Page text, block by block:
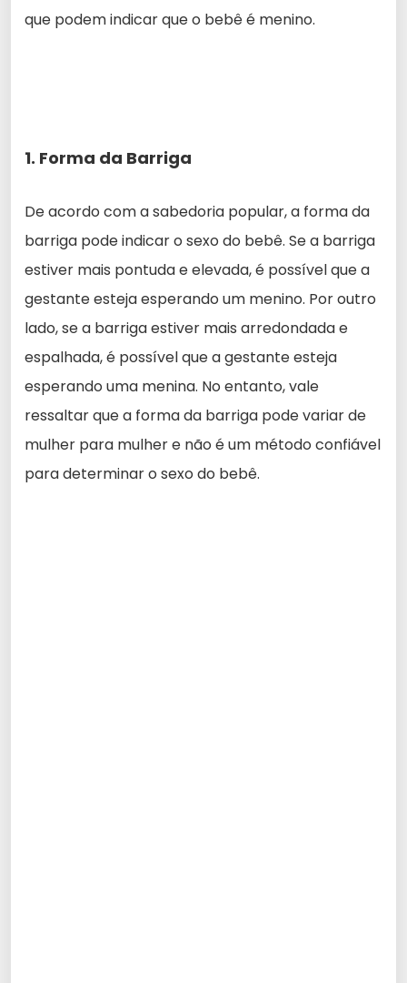
que podem indicar que o bebê é menino.
1. Forma da Barriga
De acordo com a sabedoria popular, a forma da
barriga pode indicar o sexo do bebê. Se a barriga
estiver mais pontuda e elevada, é possível que a
gestante esteja esperando um menino. Por outro
lado, se a barriga estiver mais arredondada e
espalhada, é possível que a gestante esteja
esperando uma menina. No entanto, vale
ressaltar que a forma da barriga pode variar de
mulher para mulher e não é um método confiável
para determinar o sexo do bebê.